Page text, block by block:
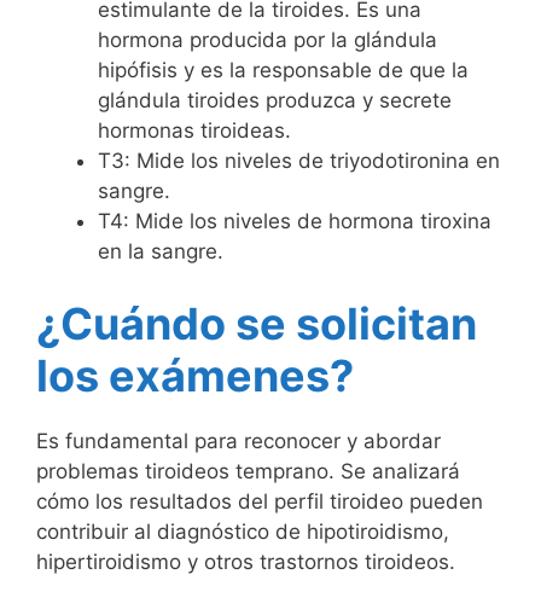
estimulante de la tiroides. Es una
hormona producida por la glándula
hipófisis y es la responsable de que la
glándula tiroides produzca y secrete
hormonas tiroideas.
T3: Mide los niveles de triyodotironina en
sangre.
T4: Mide los niveles de hormona tiroxina
en la sangre.
¿Cuándo se solicitan
los exámenes?
Es fundamental para reconocer y abordar
problemas tiroideos temprano. Se analizará
cómo los resultados del perfil tiroideo pueden
contribuir al diagnóstico de hipotiroidismo,
hipertiroidismo y otros trastornos tiroideos.